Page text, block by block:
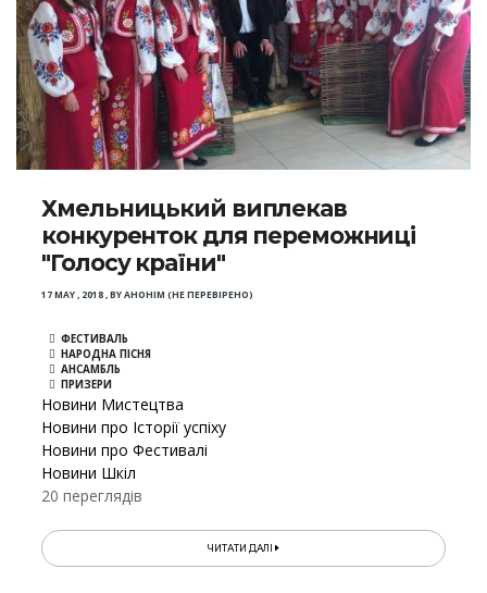
Хмельницький виплекав
конкуренток для переможниці
"Голосу країни"
17 MAY , 2018,BYАНОНІМ (НЕ ПЕРЕВІРЕНО)
ФЕСТИВАЛЬ
НАРОДНА ПІСНЯ
АНСАМБЛЬ
ПРИЗЕРИ
Новини Мистецтва
Новини про Історії успіху
Новини про Фестивалі
Новини Шкіл
20 переглядів
ЧИТАТИ ДАЛІ